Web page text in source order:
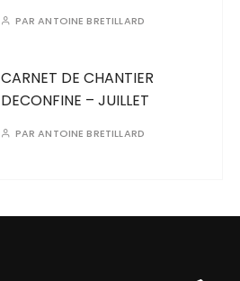
PARANTOINE BRETILLARD
CARNET DE CHANTIER
DECONFINE – JUILLET
PARANTOINE BRETILLARD